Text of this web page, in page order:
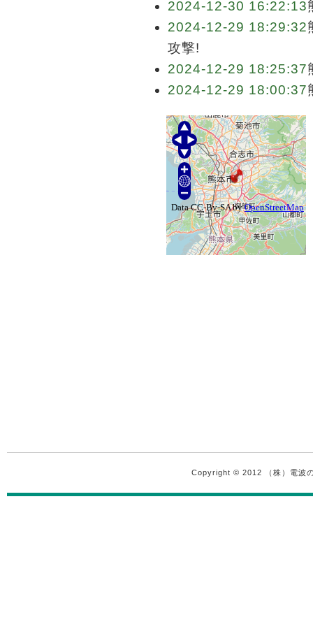
2024-12-30 16:22:13
2024-12-29 18:29:32
攻撃!
2024-12-29 18:25:37
2024-12-29 18:00:37
Copyright © 2012 （株）電波